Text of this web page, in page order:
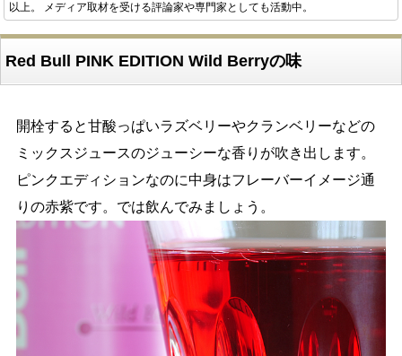
以上。 メディア取材を受ける評論家や専門家としても活動中。
Red Bull PINK EDITION Wild Berryの味
開栓すると甘酸っぱいラズベリーやクランベリーなどの
ミックスジュースのジューシーな香りが吹き出します。
ピンクエディションなのに中身はフレーバーイメージ通
りの赤紫です。では飲んでみましょう。